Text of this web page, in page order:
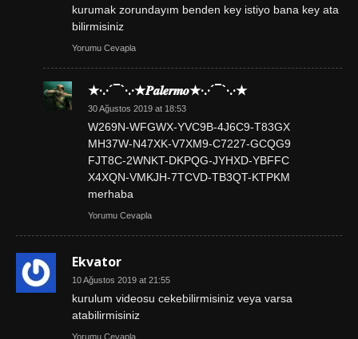
kurumak zorundayım benden key istiyo bana key ata
bilirmisiniz
Yorumu Cevapla
★·.·´¯`·.·★𝑷𝒂𝒍𝒆𝒓𝒎𝒐★·.·´¯`·.·★
30 Ağustos 2019 at 18:53
W269N-WFGWX-YVC9B-4J6C9-T83GX
MH37W-N47XK-V7XM9-C7227-GCQG9
FJT8C-2WNKT-DKPQG-JYHXD-YBFFC
X4XQN-VMKJH-7TCVD-TB3QT-KTPKM
merhaba
Yorumu Cevapla
Ekvator
10 Ağustos 2019 at 21:55
kurulum videosu cekebilirmisiniz veya varsa
atabilirmisiniz
Yorumu Cevapla